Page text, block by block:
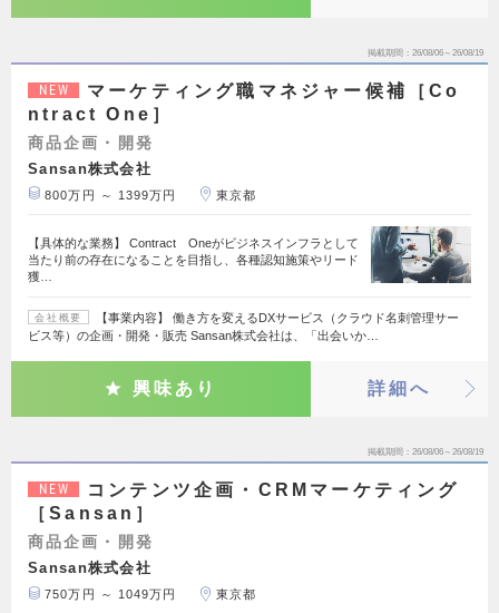
掲載期間 26/08/06～26/08/19
NEW
マーケティング職マネジャー候補［Co
ntract One］
商品企画・開発
Sansan株式会社
800万円 ～ 1399万円 東京都
【具体的な業務】 Contract Oneがビジネスインフラとして
当たり前の存在になることを目指し、各種認知施策やリード
獲…
会社概要
【事業内容】 働き方を変えるDXサービス（クラウド名刺管理サー
ビス等）の企画・開発・販売 Sansan株式会社は、「出会いか…
興味あり 詳細へ
掲載期間 26/08/06～26/08/19
NEW
コンテンツ企画・CRMマーケティング
［Sansan］
商品企画・開発
Sansan株式会社
750万円 ～ 1049万円 東京都